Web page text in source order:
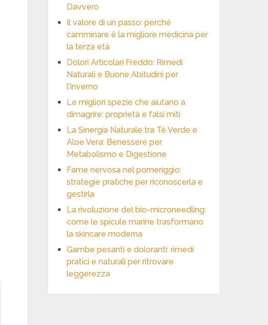
Davvero
Il valore di un passo: perché
camminare è la migliore medicina per
la terza età
Dolori Articolari Freddo: Rimedi
Naturali e Buone Abitudini per
l’Inverno
Le migliori spezie che aiutano a
dimagrire: proprietà e falsi miti
La Sinergia Naturale tra Tè Verde e
Aloe Vera: Benessere per
Metabolismo e Digestione
Fame nervosa nel pomeriggio:
strategie pratiche per riconoscerla e
gestirla
La rivoluzione del bio-microneedling:
come le spicule marine trasformano
la skincare moderna
Gambe pesanti e doloranti: rimedi
pratici e naturali per ritrovare
leggerezza